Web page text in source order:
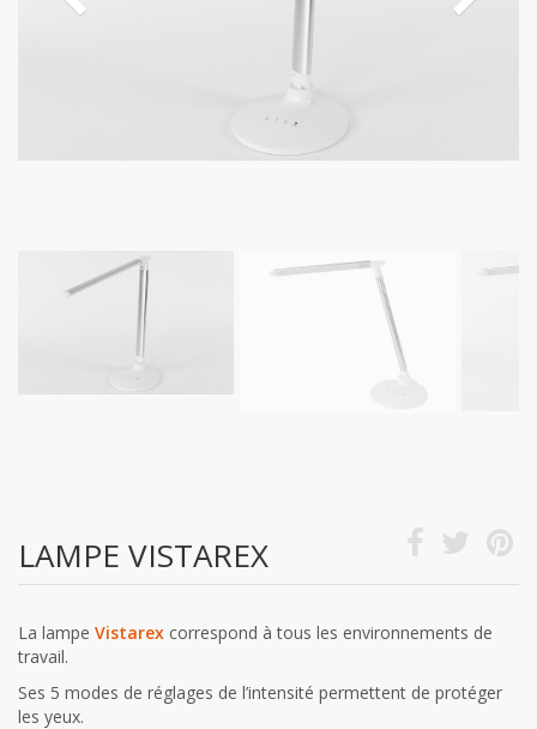
LAMPE VISTAREX
La lampe Vistarex correspond à tous les environnements de
travail.
Ses 5 modes de réglages de l’intensité permettent de protéger
les yeux.